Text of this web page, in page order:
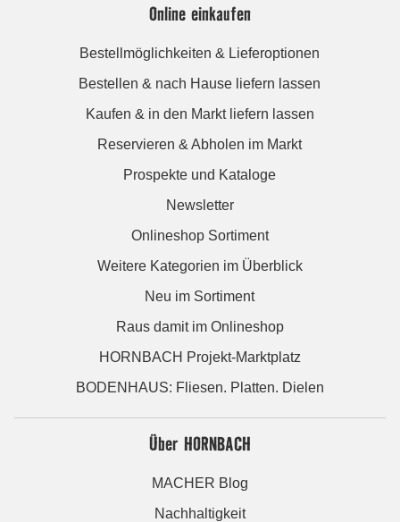
Online einkaufen
Bestellmöglichkeiten & Lieferoptionen
Bestellen & nach Hause liefern lassen
Kaufen & in den Markt liefern lassen
Reservieren & Abholen im Markt
Prospekte und Kataloge
Newsletter
Onlineshop Sortiment
Weitere Kategorien im Überblick
Neu im Sortiment
Raus damit im Onlineshop
HORNBACH Projekt-Marktplatz
BODENHAUS: Fliesen. Platten. Dielen
Über HORNBACH
MACHER Blog
Nachhaltigkeit